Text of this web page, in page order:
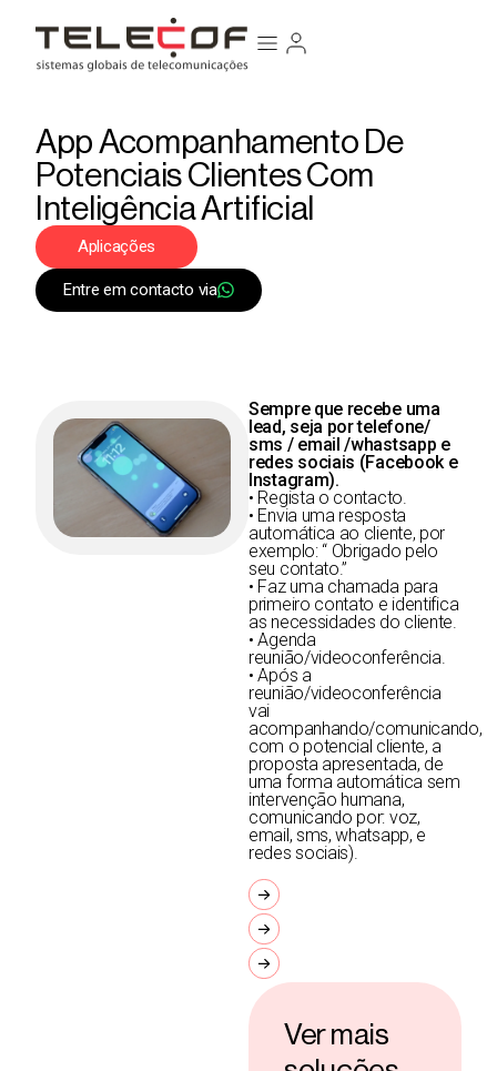
App Acompanhamento De
Potenciais Clientes Com
Inteligência Artificial
Aplicações
Entre em contacto via
Sempre que recebe uma
lead, seja por telefone/
sms / email /whastsapp e
redes sociais (Facebook e
Instagram).
• Regista o contacto.
• Envia uma resposta
automática ao cliente, por
exemplo: “ Obrigado pelo
seu contato.”
• Faz uma chamada para
primeiro contato e identifica
as necessidades do cliente.
• Agenda
reunião/videoconferência.
• Após a
reunião/videoconferência
vai
acompanhando/comunicando,
com o potencial cliente, a
proposta apresentada, de
uma forma automática sem
intervenção humana,
comunicando por: voz,
email, sms, whatsapp, e
redes sociais).
Ver mais